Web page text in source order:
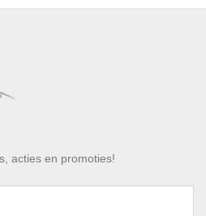
acties en promoties!